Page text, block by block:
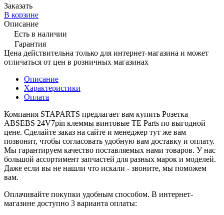
Заказать
В корзине
Описание
Есть в наличии
Гарантия
Цена действительна только для интернет-магазина и может
отличаться от цен в розничных магазинах
Описание
Характеристики
Оплата
Компания STAPARTS предлагает вам купить Розетка
ABSEBS 24V7pin клеммы винтовые TE Parts по выгодной
цене. Сделайте заказ на сайте и менеджер тут же вам
позвонит, чтобы согласовать удобную вам доставку и оплату.
Мы гарантируем качество поставляемых нами товаров. У нас
большой ассортимент запчастей для разных марок и моделей.
Даже если вы не нашли что искали - звоните, мы поможем
вам.
Оплачивайте покупки удобным способом. В интернет-
магазине доступно 3 варианта оплаты: